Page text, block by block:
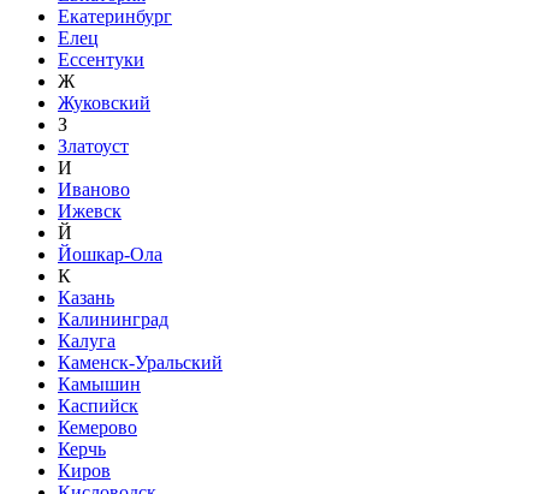
Екатеринбург
Елец
Ессентуки
Ж
Жуковский
З
Златоуст
И
Иваново
Ижевск
Й
Йошкар-Ола
К
Казань
Калининград
Калуга
Каменск-Уральский
Камышин
Каспийск
Кемерово
Керчь
Киров